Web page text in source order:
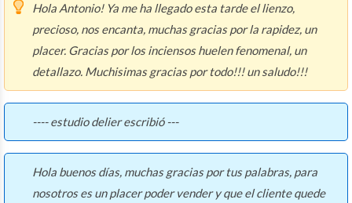
Hola Antonio! Ya me ha llegado esta tarde el lienzo,
precioso, nos encanta, muchas gracias por la rapidez, un
placer. Gracias por los inciensos huelen fenomenal, un
detallazo. Muchisimas gracias por todo!!! un saludo!!!
---- estudio delier escribió ---
Hola buenos días, muchas gracias por tus palabras, para
nosotros es un placer poder vender y que el cliente quede